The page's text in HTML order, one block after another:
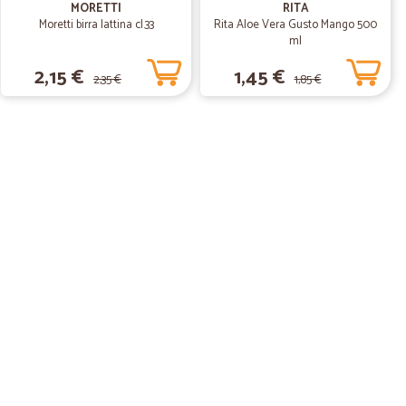
quanto acquistato. Seri, come dovrebbero essere tutti i
07/10/2019
MORETTI
Moretti birra lattina cl.33
2,15 € 2,35 €
RITA
Rita Aloe Vera Gusto Mango 500
ml
1,45 € 1,85 €